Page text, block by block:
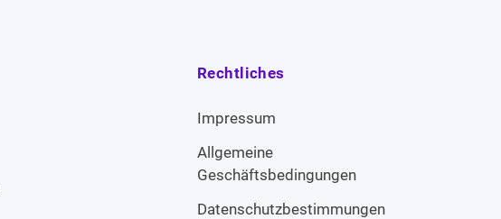
Rechtliches
Impressum
Allgemeine
Geschäftsbedingungen
Datenschutzbestimmungen